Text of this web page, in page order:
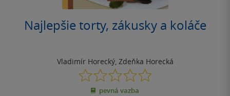
Najlepšie torty, zákusky a koláče
Vladimír Horecký, Zdeňka Horecká
0.0
z
5
pevná vazba